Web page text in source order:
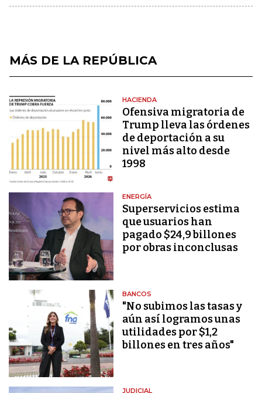
MÁS DE LA REPÚBLICA
HACIENDA
Ofensiva migratoria de
Trump lleva las órdenes
de deportación a su
nivel más alto desde
1998
ENERGÍA
Superservicios estima
que usuarios han
pagado $24,9 billones
por obras inconclusas
BANCOS
"No subimos las tasas y
aún así logramos unas
utilidades por $1,2
billones en tres años"
JUDICIAL